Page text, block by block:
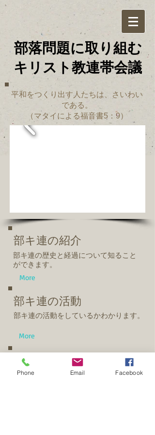
部落問題に取り組む
​キリスト教連帯会議
平和をつくり出す人たちは、さいわい
である。
（マタイによる福音書5：9）
​部キ連の紹介
部キ連の歴史と経過について知ること
ができます。
More
部キ連の活動
部キ連の活動をしているかわかります。
More
部キ連ニュース
毎年発行される部キ連ニュースレターを
Phone Email Facebook